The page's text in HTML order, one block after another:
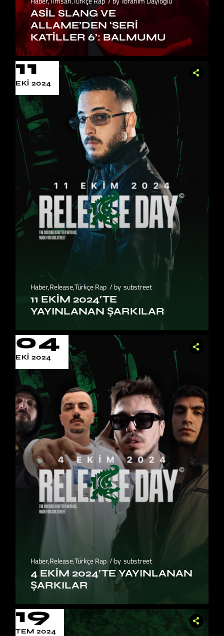
ASIL SLANG VE
ALLAME’DEN ‘SERI
KATILLER 6’: BALMUMU
11
EKI 2024
Haber,Release,Türkçe Rap by substreet
11 EKIM 2024’TE
YAYINLANAN ŞARKILAR
04
EKI 2024
Haber,Release,Türkçe Rap by substreet
4 EKIM 2024’TE YAYINLANAN
ŞARKILAR
19
TEM 2024